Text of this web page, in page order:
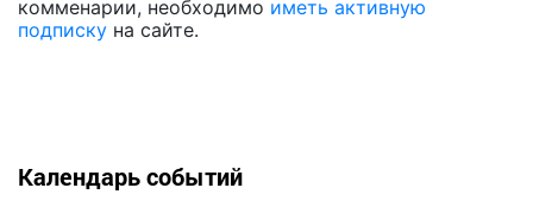
комменарии, необходимо иметь активную
подписку на сайте.
Календарь событий